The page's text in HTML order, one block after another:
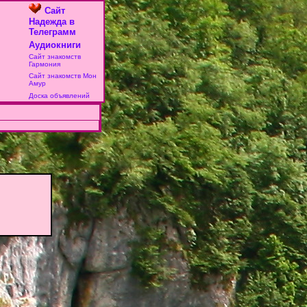
Сайт
Надежда в
Телеграмм
Аудиокниги
Сайт знакомств
Гармония
Сайт знакомств Мон
Амур
Доска объявлений